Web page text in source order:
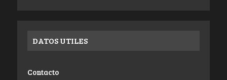
DATOS UTILES
Contacto